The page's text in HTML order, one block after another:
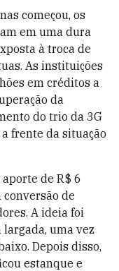
começou, os
em uma dura
à troca de
As instituições
em créditos a
da
do trio da 3G
frente da situação
de R$ 6
de
A ideia foi
largada, uma vez
Depois disso,
estanque e